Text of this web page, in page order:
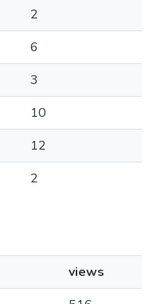
2
6
3
10
12
2
views